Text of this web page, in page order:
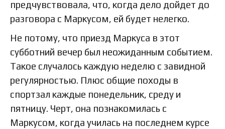
предчувствовала, что, когда дело дойдет до
разговора с Маркусом, ей будет нелегко.
Не потому, что приезд Маркуса в этот
субботний вечер был неожиданным событием.
Такое случалось каждую неделю с завидной
регулярностью. Плюс общие походы в
спортзал каждые понедельник, среду и
пятницу. Черт, она познакомилась с
Маркусом, когда училась на последнем курсе